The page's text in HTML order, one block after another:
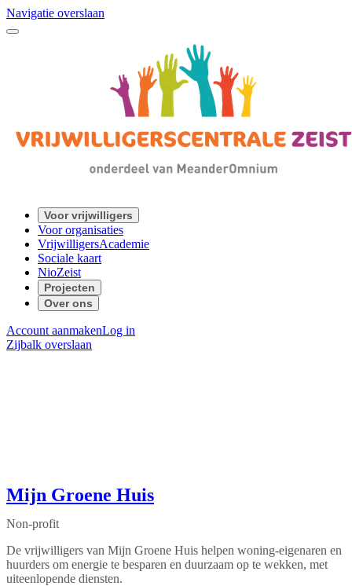
Navigatie overslaan
Voor vrijwilligers
Voor organisaties
VrijwilligersAcademie
Sociale kaart
NioZeist
Projecten
Over ons
Account aanmakenLog in
Zijbalk overslaan
Mijn Groene Huis
Non-profit
De vrijwilligers van Mijn Groene Huis helpen woning-eigenaren en
huurders om energie te besparen en duurzaam op te wekken, met
uiteenlopende diensten.